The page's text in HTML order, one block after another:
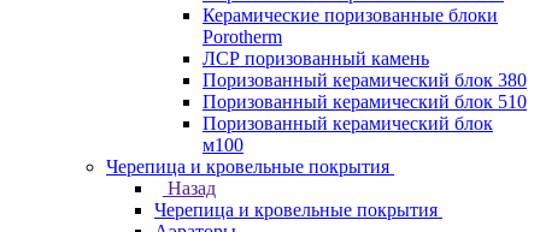
Керамические поризованные блоки
Porotherm
ЛСР поризованный камень
Поризованный керамический блок 380
Поризованный керамический блок 510
Поризованный керамический блок
м100
Черепица и кровельные покрытия
Назад
Черепица и кровельные покрытия